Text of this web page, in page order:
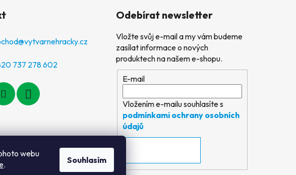
webu
. Souhlasím
@vytvarnehracky.cz
737 278 602
Odebírat newsletter
Vložte svůj e-mail a my vám budeme
zasílat informace o nových
produktech na našem e-shopu.
E-mail
Vložením e-mailu souhlasíte s
podmínkami ochrany osobních
údajů